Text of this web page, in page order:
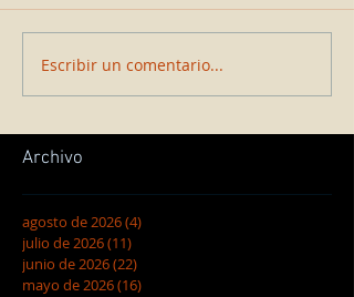
Escribir un comentario...
Archivo
agosto de 2026(4)
julio de 2026(11)
junio de 2026(22)
mayo de 2026(16)